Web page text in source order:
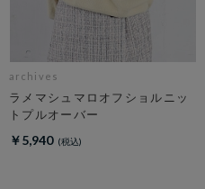
archives
ラメマシュマロオフショルニッ
トプルオーバー
￥5,940